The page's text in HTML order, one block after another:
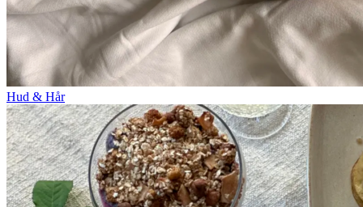
Hud & Hår